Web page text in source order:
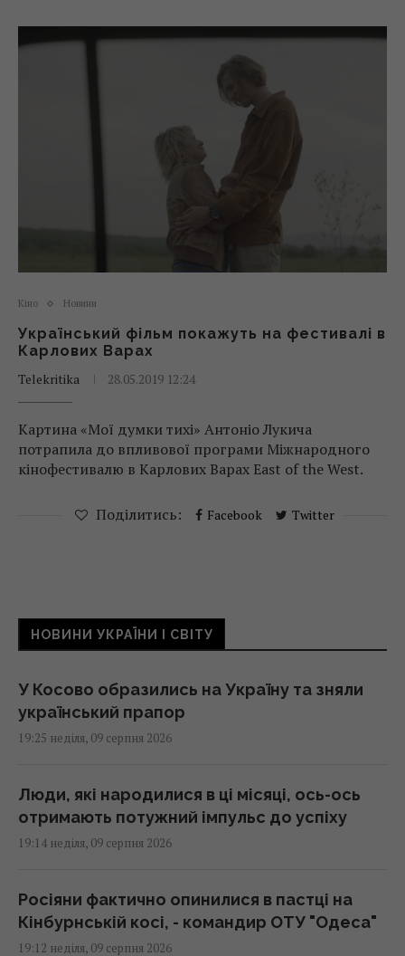
Кіно Новини
Український фільм покажуть на фестивалі в
Карлових Варах
Telekritika
28.05.2019 12:24
Картина «Мої думки тихі» Антоніо Лукича
потрапила до впливової програми Міжнародного
кінофестивалю в Карлових Варах East of the West.
Поділитись: Facebook Twitter
НОВИНИ УКРАЇНИ І СВІТУ
У Косово образились на Україну та зняли
український прапор
19:25 неділя, 09 серпня 2026
Люди, які народилися в ці місяці, ось-ось
отримають потужний імпульс до успіху
19:14 неділя, 09 серпня 2026
Росіяни фактично опинилися в пастці на
Кінбурнській косі, - командир ОТУ "Одеса"
19:12 неділя, 09 серпня 2026